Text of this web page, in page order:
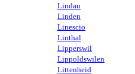
Lindau
Linden
Linescio
Linthal
Lipperswil
Lippoldswilen
Littenheid